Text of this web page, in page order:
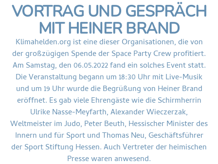
VORTRAG UND GESPRÄCH
MIT HEINER BRAND
Klimahelden.org ist eine dieser Organisationen, die von
der großzügigen Spende der Space Party Crew profitiert.
Am Samstag, den 06.05.2022 fand ein solches Event statt.
Die Veranstaltung begann um 18:30 Uhr mit Live-Musik
und um 19 Uhr wurde die Begrüßung von Heiner Brand
eröffnet. Es gab viele Ehrengäste wie die Schirmherrin
Ulrike Nasse-Meyfarth, Alexander Wieczerzak,
Weltmeister im Judo, Peter Beuth, Hessischer Minister des
Innern und für Sport und Thomas Neu, Geschäftsführer
der Sport Stiftung Hessen. Auch Vertreter der heimischen
Presse waren anwesend.